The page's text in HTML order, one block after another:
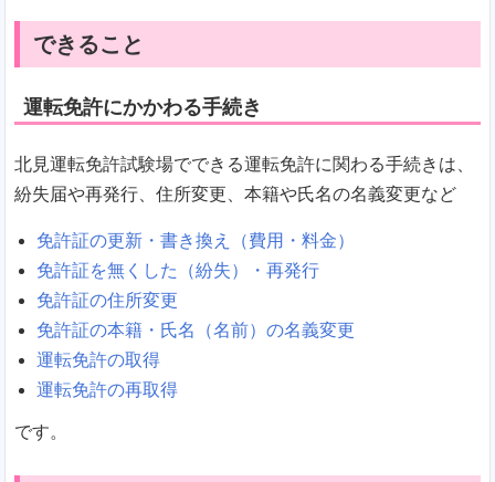
できること
運転免許にかかわる手続き
北見運転免許試験場でできる運転免許に関わる手続きは、
紛失届や再発行、住所変更、本籍や氏名の名義変更など
免許証の更新・書き換え（費用・料金）
免許証を無くした（紛失）・再発行
免許証の住所変更
免許証の本籍・氏名（名前）の名義変更
運転免許の取得
運転免許の再取得
です。